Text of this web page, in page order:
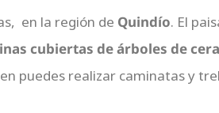
en la región de Quindío. El
cubiertas de árboles de
puedes realizar caminatas y